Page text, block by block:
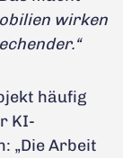
wirken
häufig
KI-
„Die Arbeit